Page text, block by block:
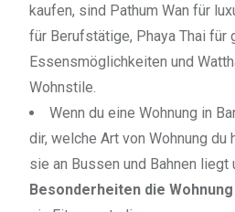
kaufen, sind Pathum Wan für
für Berufstätige, Phaya Thai für
Essensmöglichkeiten und
Wohnstile.
Wenn du eine Wohnung in
dir, welche Art von Wohnung du
sie an Bussen und Bahnen liegt
Besonderheiten die